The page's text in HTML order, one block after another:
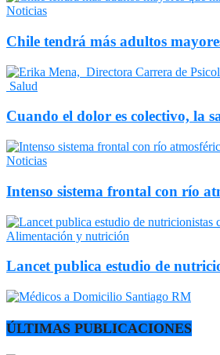
Noticias
Chile tendrá más adultos
Salud
Cuando el dolor es colectivo, la
Noticias
Intenso sistema frontal con río
Alimentación y nutrición
Lancet publica estudio de
ÚLTIMAS PUBLICACIONES